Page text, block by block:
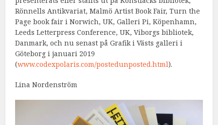
Rönnells Antikvariat, Malmö Artist Book Fair, Turn the
Page book fair i Norwich, UK, Galleri Pi, Köpenhamn,
Leeds Letterpress Conference, UK, Viborgs bibliotek,
Danmark, och nu senast på Grafik i Västs galleri i
Göteborg i januari 2019
(www.codexpolaris.com/postedunposted.html).
Lina Nordenström